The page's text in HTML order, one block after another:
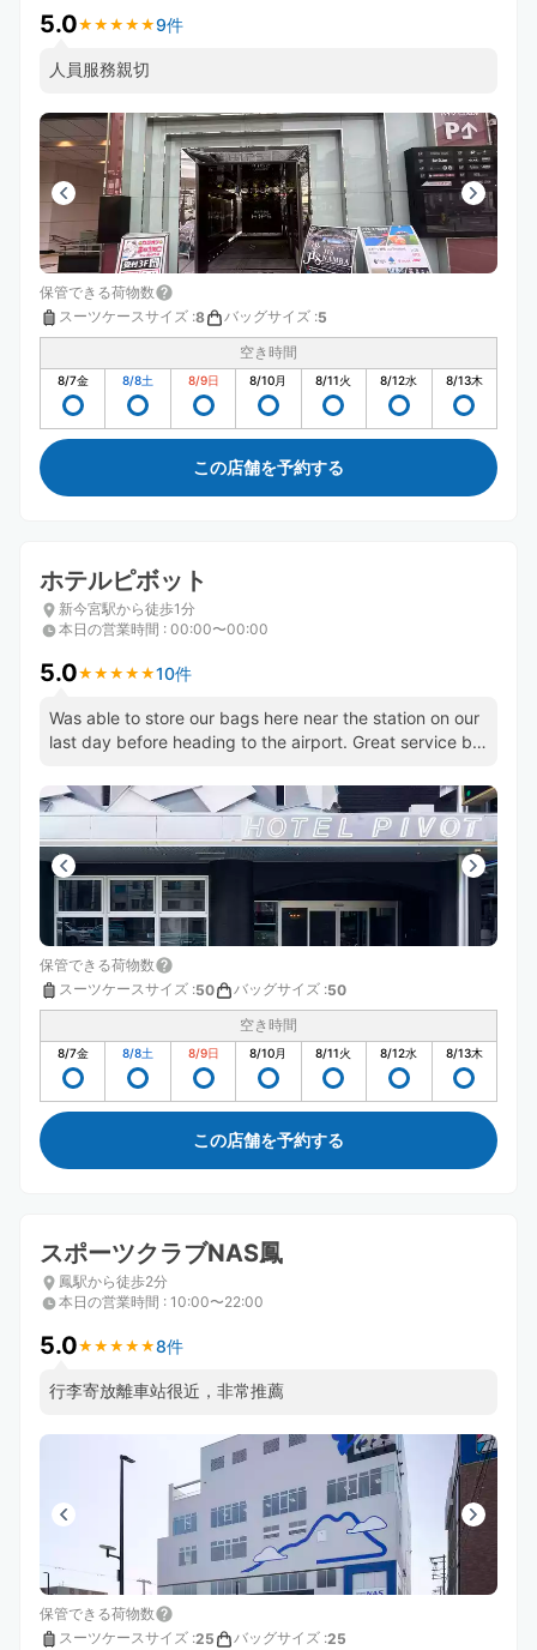
5.0★ ★ ★ ★ ★
★ ★ ★ ★ ★9件
人員服務親切
保管できる荷物数
スーツケースサイズ :8 バッグサイズ :5
空き時間
8/7金 8/8土 8/9日 8/10月 8/11火 8/12水 8/13木
この店舗を予約する
ホテルピボット
新今宮駅から徒歩1分
本日の営業時間 : 00:00〜00:00
5.0★ ★ ★ ★ ★
★ ★ ★ ★ ★10件
Was able to store our bags here near the station on our
last day before heading to the airport. Great service by
保管できる荷物数
スーツケースサイズ :50 バッグサイズ :50
空き時間
8/7金 8/8土 8/9日 8/10月 8/11火 8/12水 8/13木
この店舗を予約する
スポーツクラブNAS鳳
鳳駅から徒歩2分
本日の営業時間 : 10:00〜22:00
5.0★ ★ ★ ★ ★
★ ★ ★ ★ ★8件
行李寄放離車站很近，非常推薦
保管できる荷物数
スーツケースサイズ :25 バッグサイズ :25